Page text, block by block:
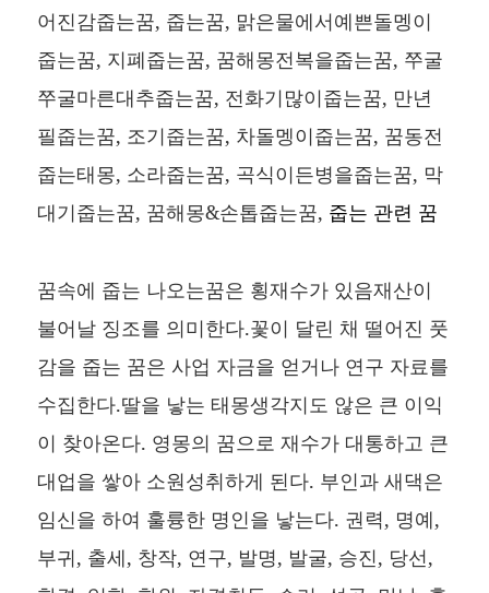
어진감줍는꿈, 줍는꿈, 맑은물에서예쁜돌멩이
줍는꿈, 지폐줍는꿈, 꿈해몽전복을줍는꿈, 쭈굴
쭈굴마른대추줍는꿈, 전화기많이줍는꿈, 만년
필줍는꿈, 조기줍는꿈, 차돌멩이줍는꿈, 꿈동전
줍는태몽, 소라줍는꿈, 곡식이든병을줍는꿈, 막
대기줍는꿈, 꿈해몽&손톱줍는꿈, 줍는 관련 꿈
꿈속에 줍는 나오는꿈은 횡재수가 있음재산이
불어날 징조를 의미한다.꽃이 달린 채 떨어진 풋
감을 줍는 꿈은 사업 자금을 얻거나 연구 자료를
수집한다.딸을 낳는 태몽생각지도 않은 큰 이익
이 찾아온다. 영몽의 꿈으로 재수가 대통하고 큰
대업을 쌓아 소원성취하게 된다. 부인과 새댁은
임신을 하여 훌륭한 명인을 낳는다. 권력, 명예,
부귀, 출세, 창작, 연구, 발명, 발굴, 승진, 당선,